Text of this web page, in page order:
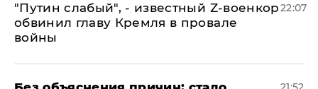
​"Путин слабый", - известный Z-военкор
обвинил главу Кремля в провале
войны
22:07